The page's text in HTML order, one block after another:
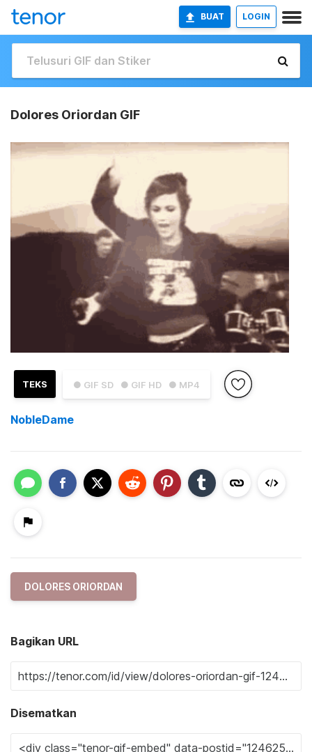
BUAT LOGIN
Dolores Oriordan GIF
● GIF SD ● GIF HD ● MP4
TEKS
NobleDame
DOLORES ORIORDAN
Bagikan URL
Disematkan